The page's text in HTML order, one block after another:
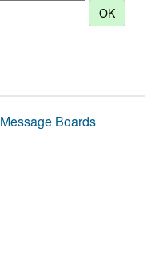
Message Boards